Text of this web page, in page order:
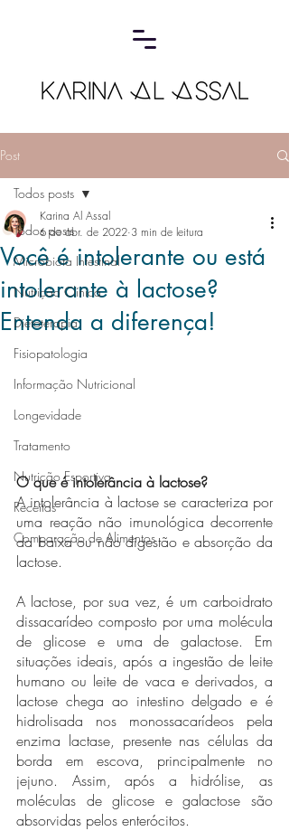
Post
Todos posts
Microbiota Intestinal
Nutrição Clínica
Dietoterapia
Fisiopatologia
Informação Nutricional
Longevidade
Tratamento
Nutrição Esportiva
Receitas
Comparação de Alimentos
Todos posts
Você é intolerante ou está
intolerante à lactose?
Entenda a diferença!
Karina Al Assal
6 de abr. de 2022 3 min de leitura
O que é intolerância à lactose?
A intolerância à lactose se caracteriza por
uma reação não imunológica decorrente
da baixa ou não digestão e absorção da
lactose.
A lactose, por sua vez, é um carboidrato
dissacarídeo composto por uma molécula
de glicose e uma de galactose. Em
situações ideais, após a ingestão de leite
humano ou leite de vaca e derivados, a
lactose chega ao intestino delgado e é
hidrolisada nos monossacarídeos pela
enzima lactase, presente nas células da
borda em escova, principalmente no
jejuno. Assim, após a hidrólise, as
moléculas de glicose e galactose são
absorvidas pelos enterócitos.